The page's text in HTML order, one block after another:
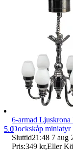
5.0
6-armad
Dockskåp miniatyr
Sluttid21:48 7 aug
Pris:349 kr,Eller